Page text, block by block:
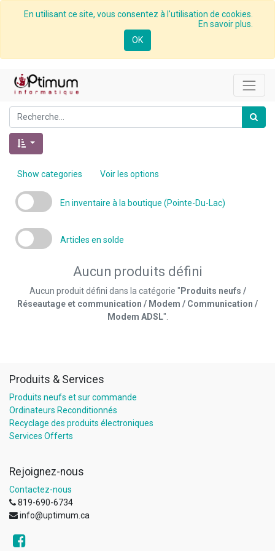
En utilisant ce site, vous consentez à l'utilisation de cookies.
En savoir plus.
OK
Show categories Voir les options
En inventaire à la boutique (Pointe-Du-Lac)
Articles en solde
Aucun produits défini
Aucun produit défini dans la catégorie " Produits neufs /
Réseautage et communication / Modem / Communication /
Modem ADSL".
Produits & Services
Produits neufs et sur commande
Ordinateurs Reconditionnés
Recyclage des produits électroniques
Services Offerts
Rejoignez-nous
Contactez-nous
819-690-6734
info@uptimum.ca